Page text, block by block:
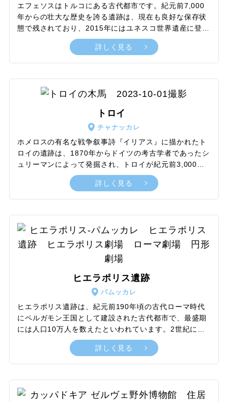
ーフが使われています。
エフェソスはトルコにある古代都市です。紀元前7,000
年からの壮大な歴史を誇る遺跡は、現在も良好な保存状
態で残されており、2015年にはユネスコ世界遺産に登録
されました。 かつては政治と商業の中心地として栄え、
科学、文化、芸術においても重要な役割を果たし、古代
世界の中で最も重要な大都市の一つとして繁栄しまし
シウス図書館など、ヘレニズム時代・ローマ帝国時代・
エフェソス遺跡は発見から125年以上経っていますが、
現在も発掘が進められており、まだまだ知らない謎が秘
められています。
詳しく見る
トロイ
チャナッカレ
ホメロスの有名な戦争叙事詩『イリアス』に描かれたト
ロイの遺跡は、1870年からドイツの考古学者であったシ
ュリーマンによって発掘され、トロイが紀元前3,000年
から何世紀にもわたり何度か都市が建設されてきたこと
を発見しました。この遺跡を訪れたときにまず目に入る
のがトロイの木馬。古代ギリシャとトロイの戦争の際
見事ギリシャ軍は戦争に勝利します。この逸話にちなん
で作られたレプリカがトロイの木馬です。内部に入って
上ることもできるので、景色を眺めたり、戦争時に木馬
に潜んでいた兵士たちの様子を想像してみたりするのも
いいかもしれません。
詳しく見る
ヒエラポリス遺跡
パムッカレ
ヒエラポリス遺跡は、紀元前190年頃の古代ローマ時代
にペルガモン王国として建設された古代都市で、最盛期
には人口10万人を数えたといわれています。2世紀にロ
ーマ帝国に征服されてからは温泉保養地として繁栄しま
した。1354年の大地震で壊滅的被害を受けて完全に廃墟
と化してしまうものの、ローマ式の円形劇場、アポロ神
って建てられたもので、15,000人から20,000人を収容
詳しく見る